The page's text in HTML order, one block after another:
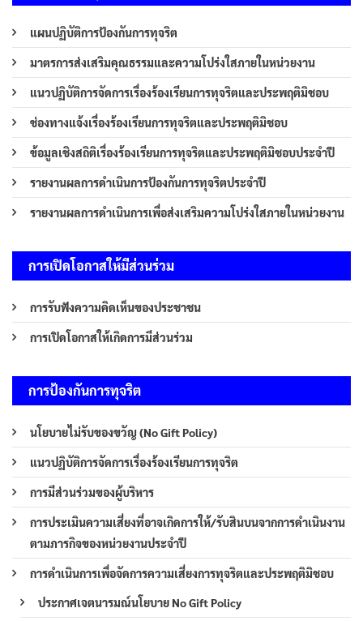
แผนปฏิบัติการป้องกันการทุจริต
มาตรการส่งเสริมคุณธรรมและความโปร่งใสภายในหน่วยงาน
แนวปฏิบัติการจัดการเรื่องร้องเรียนการทุจริตและประพฤติมิชอบ
ช่องทางแจ้งเรื่องร้องเรียนการทุจริตและประพฤติมิชอบ
ข้อมูลเชิงสถิติเรื่องร้องเรียนการทุจริตและประพฤติมิชอบประจำปี
รายงานผลการดำเนินการป้องกันการทุจริตประจำปี
รายงานผลการดำเนินการเพื่อส่งเสริมความโปร่งใสภายในหน่วยงาน
การเปิดโอกาสให้มีส่วนร่วม
การรับฟังความคิดเห็นของประชาชน
การเปิดโอกาสให้เกิดการมีส่วนร่วม
การป้องกันการทุจริต
นโยบายไม่รับของขวัญ (No Gift Policy)
แนวปฏิบัติการจัดการเรื่องร้องเรียนการทุจริต
การมีส่วนร่วมของผู้บริหาร
การประเมินความเสี่ยงที่อาจเกิดการให้/รับสินบนจากการดำเนินงาน
ตามภารกิจของหน่วยงานประจำปี
การดำเนินการเพื่อจัดการความเสี่ยงการทุจริตและประพฤติมิชอบ
ประกาศเจตนารมณ์นโยบาย No Gift Policy